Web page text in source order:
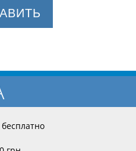
бесплатно